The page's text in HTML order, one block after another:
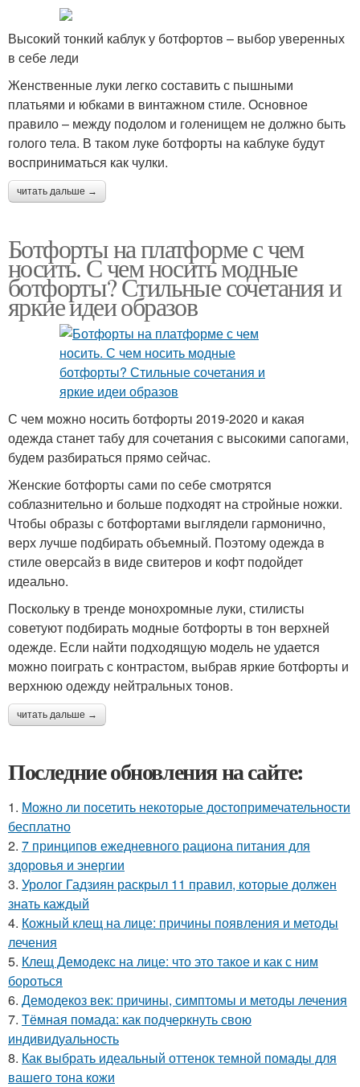
Высокий тонкий каблук у ботфортов – выбор уверенных
в себе леди
Женственные луки легко составить с пышными
платьями и юбками в винтажном стиле. Основное
правило – между подолом и голенищем не должно быть
голого тела. В таком луке ботфорты на каблуке будут
восприниматься как чулки.
читать дальше →
Ботфорты на платформе с чем
носить. С чем носить модные
ботфорты? Стильные сочетания и
яркие идеи образов
С чем можно носить ботфорты 2019-2020 и какая
одежда станет табу для сочетания с высокими сапогами,
будем разбираться прямо сейчас.
Женские ботфорты сами по себе смотрятся
соблазнительно и больше подходят на стройные ножки.
Чтобы образы с ботфортами выглядели гармонично,
верх лучше подбирать объемный. Поэтому одежда в
стиле оверсайз в виде свитеров и кофт подойдет
идеально.
Поскольку в тренде монохромные луки, стилисты
советуют подбирать модные ботфорты в тон верхней
одежде. Если найти подходящую модель не удается
можно поиграть с контрастом, выбрав яркие ботфорты и
верхнюю одежду нейтральных тонов.
читать дальше →
Последние обновления на сайте:
1. Можно ли посетить некоторые достопримечательности
бесплатно
2. 7 принципов ежедневного рациона питания для
здоровья и энергии
3. Уролог Гадзиян раскрыл 11 правил, которые должен
знать каждый
4. Кожный клещ на лице: причины появления и методы
лечения
5. Клещ Демодекс на лице: что это такое и как с ним
бороться
6. Демодекоз век: причины, симптомы и методы лечения
7. Тёмная помада: как подчеркнуть свою
индивидуальность
8. Как выбрать идеальный оттенок темной помады для
вашего тона кожи